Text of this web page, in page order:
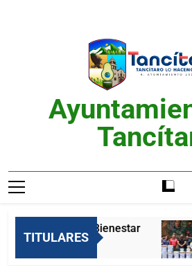
TITULARES
Feria del Bienestar
2 Meses Atrás